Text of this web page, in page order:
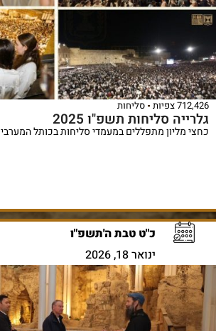
712,426 צפיות סליחות
גלרייה סליחות תשפ"ו 2025
כחצי מליון מתפללים במעמדי סליחות בכותל המערבי
כ"ט טבת ה'תשפ"ו
ינואר 18, 2026